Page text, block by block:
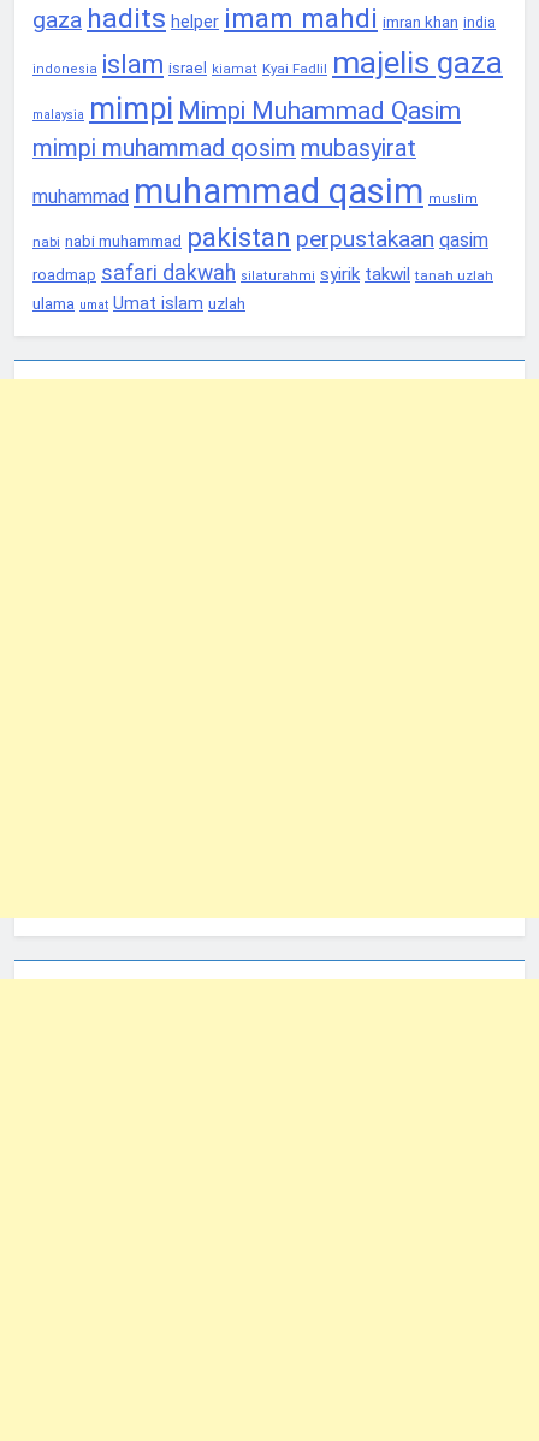
gaza hadits helper imam mahdi imran khan india
indonesia islam israel kiamat Kyai Fadlil majelis gaza
malaysia mimpi Mimpi Muhammad Qasim
mimpi muhammad qosim mubasyirat
muhammad muhammad qasim muslim
nabi nabi muhammad pakistan perpustakaan qasim
roadmap safari dakwah silaturahmi syirik takwil tanah uzlah
ulama umat Umat islam uzlah